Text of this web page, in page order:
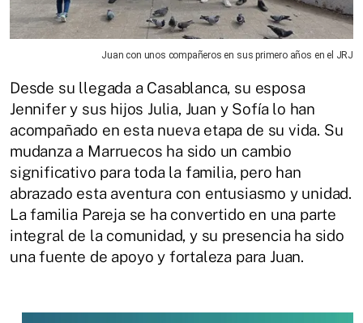
Juan con unos compañeros en sus primero años en el JRJ
Desde su llegada a Casablanca, su esposa
Jennifer y sus hijos Julia, Juan y Sofía lo han
acompañado en esta nueva etapa de su vida. Su
mudanza a Marruecos ha sido un cambio
significativo para toda la familia, pero han
abrazado esta aventura con entusiasmo y unidad.
La familia Pareja se ha convertido en una parte
integral de la comunidad, y su presencia ha sido
una fuente de apoyo y fortaleza para Juan.